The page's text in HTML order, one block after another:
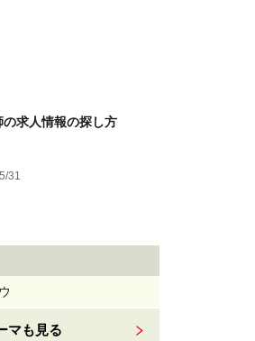
の求人情報の探し方
31
マも見る